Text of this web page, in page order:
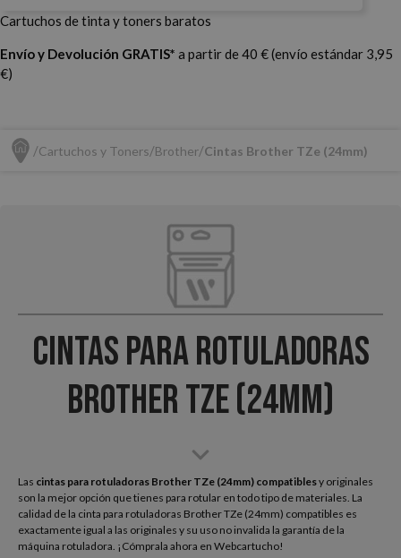
Cartuchos de tinta y toners baratos
Envío y Devolución GRATIS* a partir de 40 € (envío estándar 3,95
€)
Cartuchos y Toners Brother Cintas Brother TZe (24mm)
Cintas para Rotuladoras
Brother TZe (24mm)
Las cintas para rotuladoras Brother TZe (24mm) compatiblesy originales
son la mejor opción que tienes para rotular en todo tipo de materiales. La
calidad de la cinta para rotuladoras Brother TZe (24mm) compatibles es
exactamente igual a las originales y su uso no invalida la garantía de la
máquina rotuladora. ¡Cómprala ahora en Webcartucho!